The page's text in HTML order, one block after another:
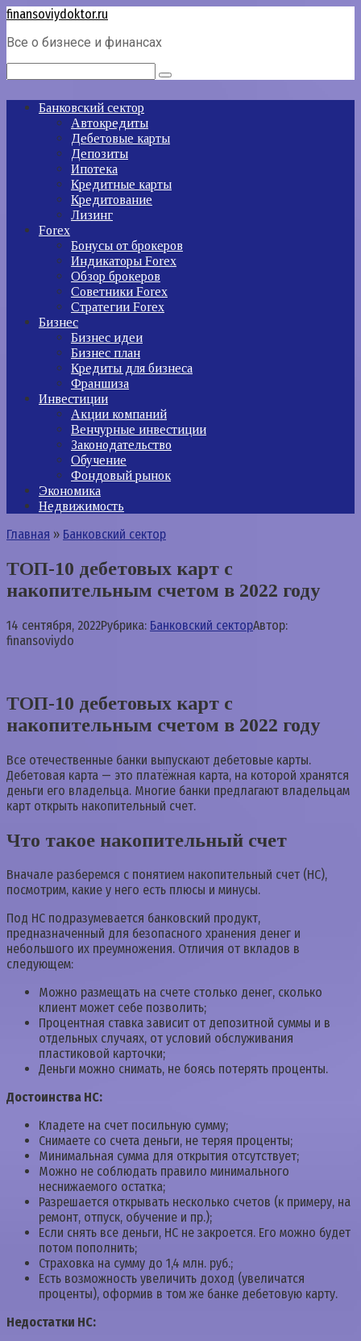
Перейти
контенту
finansoviydoktor.ru
Все о бизнесе и финансах
Банковский сектор
Автокредиты
Дебетовые карты
Депозиты
Ипотека
Кредитные карты
Кредитование
Лизинг
Forex
Бонусы от брокеров
Индикаторы Forex
Обзор брокеров
Советники Forex
Стратегии Forex
Бизнес
Бизнес идеи
Бизнес план
Кредиты для бизнеса
Франшиза
Инвестиции
Акции компаний
Венчурные инвестиции
Законодательство
Обучение
Фондовый рынок
Экономика
Недвижимость
Главная » Банковский сектор
ТОП-10 дебетовых карт с
накопительным счетом в 2022 году
14 сентября, 2022Рубрика: Банковский секторАвтор:
finansoviydo
ТОП-10 дебетовых карт с
накопительным счетом в 2022 году
Все отечественные банки выпускают дебетовые карты.
Дебетовая карта — это платёжная карта, на которой хранятся
деньги его владельца. Многие банки предлагают владельцам
карт открыть накопительный счет.
Что такое накопительный счет
Вначале разберемся с понятием накопительный счет (НС),
посмотрим, какие у него есть плюсы и минусы.
Под НС подразумевается банковский продукт,
предназначенный для безопасного хранения денег и
небольшого их преумножения. Отличия от вкладов в
следующем:
Можно размещать на счете столько денег, сколько
клиент может себе позволить;
Процентная ставка зависит от депозитной суммы и в
отдельных случаях, от условий обслуживания
пластиковой карточки;
Деньги можно снимать, не боясь потерять проценты.
Достоинства НС:
Кладете на счет посильную сумму;
Снимаете со счета деньги, не теряя проценты;
Минимальная сумма для открытия отсутствует;
Можно не соблюдать правило минимального
неснижаемого остатка;
Разрешается открывать несколько счетов (к примеру, на
ремонт, отпуск, обучение и пр.);
Если снять все деньги, НС не закроется. Его можно будет
потом пополнить;
Страховка на сумму до 1,4 млн. руб.;
Есть возможность увеличить доход (увеличатся
проценты), оформив в том же банке дебетовую карту.
Недостатки НС: